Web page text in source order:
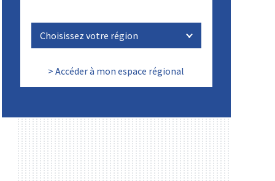
> Accéder à mon espace régional